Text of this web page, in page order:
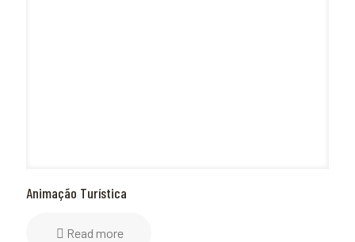
Animação Turística
Read more